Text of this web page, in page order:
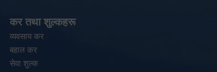
कर तथा शुल्कहरू
व्यवसाय कर
बहाल कर
सेवा शुल्क